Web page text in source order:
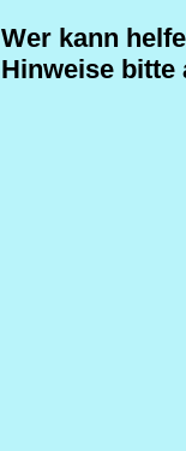
Wer kann
Hinweise bitte